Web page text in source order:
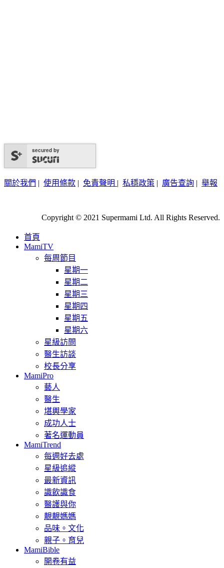
secured by
關於我們 | 使用條款 | 免責聲明 | 私穩政策 | 廣告查詢 | 舉報
Copyright © 2021 Supermami Ltd. All Rights Reserved.
首頁
MamiTV
每周節目
星期一
星期二
星期三
星期四
星期五
星期六
星級訪問
醫生訪談
校長分享
MamiPro
藝人
醫生
堪輿學家
成功人士
著名運動員
MamiTrend
每週好去處
星級追縱
最新資訊
識飲識食
醫護與你
靚靚媽媽
品味。文化
親子。育兒
MamiBible
開卷有益